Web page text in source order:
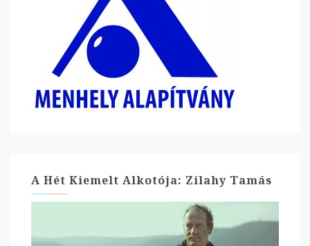
A Hét Kiemelt Alkotója: Zilahy Tamás